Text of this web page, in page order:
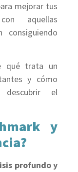
mejorar tus
aquellas
consiguiendo
qué trata un
y cómo
descubrir el
y
profundo y